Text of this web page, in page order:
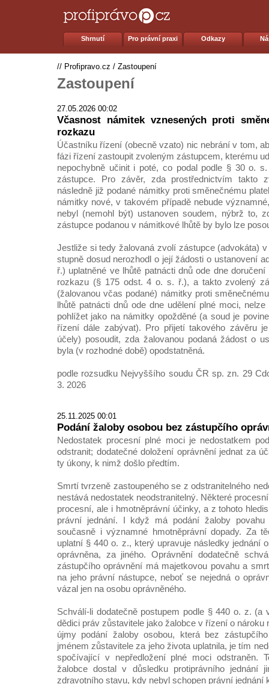
Shrnutí Pro právní praxi Odkazy
// Profipravo.cz / Zastoupení
Zastoupení
27.05.2026 00:02
Včasnost námitek vznesených proti
rozkazu
Účastníku řízení (obecně vzato) nic nebrání v tom,
fázi řízení zastoupit zvoleným zástupcem, kterému
nepochybně učinit i poté, co podal podle § 30 o.
zástupce. Pro závěr, zda prostřednictvím takto
následně již podané námitky proti směnečnému
námitky nové, v takovém případě nebude
nebyl (nemohl být) ustanoven soudem, nýbrž to,
zástupce podanou v námitkové lhůtě by bylo lze
Jestliže si tedy žalovaná zvolí zástupce (advokáta)
stupně dosud nerozhodl o její žádosti o ustanovení
ř.) uplatněné ve lhůtě patnácti dnů ode dne
rozkazu (§ 175 odst. 4 o. s. ř.), a takto zvolený
(žalovanou včas podané) námitky proti
lhůtě patnácti dnů ode dne udělení plné moci,
pohlížet jako na námitky opožděné (a soud je
řízení dále zabývat). Pro přijetí takového závěru
účely) posoudit, zda žalovanou podaná žádost o
byla (v rozhodné době) opodstatněná.
podle rozsudku Nejvyššího soudu ČR sp. zn. 29
3. 2026
25.11.2025 00:01
Podání žaloby osobou bez zástupčího
Nedostatek procesní plné moci je nedostatkem
odstranit; dodatečné doložení oprávnění jednat za
ty úkony, k nimž došlo předtím.
Smrtí tvrzeně zastoupeného se z odstranitelného
nestává nedostatek neodstranitelný. Některé
procesní, ale i hmotněprávní účinky, a z tohoto
právní jednání. I když má podání žaloby povahu
současně i významné hmotněprávní dopady. Za
uplatní § 440 o. z., který upravuje následky jednání
oprávněna, za jiného. Oprávnění dodatečně
zástupčího oprávnění má majetkovou povahu a
na jeho právní nástupce, neboť se nejedná o
vázal jen na osobu oprávněného.
Schválí-li dodatečně postupem podle § 440 o. z. (a
dědici práv zůstavitele jako žalobce v řízení o nároku
újmy podání žaloby osobou, která bez
jménem zůstavitele za jeho života uplatnila, je tím
spočívající v nepředložení plné moci odstraněn.
žalobce dostal v důsledku protiprávního jednání
zdravotního stavu, kdy nebyl schopen právní jednání